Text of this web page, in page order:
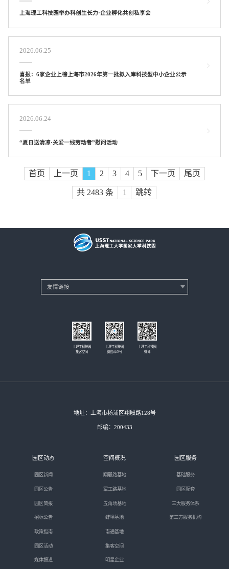
上海理工科技园举办科创生长力·企业孵化共创私享会
2026.06.25
喜报：6家企业上榜上海市2026年第一批拟入库科技型中小企业公示
名单
2026.06.24
“夏日送清凉·关爱一线劳动者”慰问活动
首页 上一页 1 2 3 4 5 下一页 尾页
共 2483 条 跳转
上理工科技园
集客空间
上理工科技园
微信公众号
上理工科技园
微博
地址：上海市杨浦区翔殷路128号
邮编：200433
园区动态
园区新闻
园区公告
园区简报
招标公告
政策指南
园区活动
媒体报道
空间概况
翔殷路基地
军工路基地
五角场基地
蚌埠基地
南通基地
集客空间
明星企业
园区服务
基础服务
园区配套
三大服务体系
第三方服务机构